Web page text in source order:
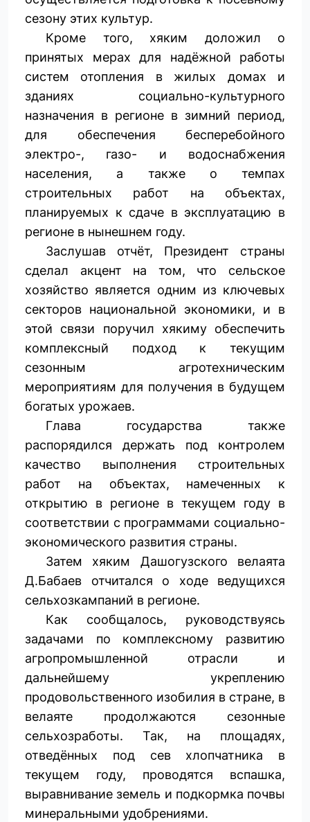
сезону этих культур.
Кроме того, хяким доложил о
принятых мерах для надёжной работы
систем отопления в жилых домах и
зданиях социально-культурного
назначения в регионе в зимний период,
для обеспечения бесперебойного
электро-, газо- и водоснабжения
населения, а также о темпах
строительных работ на объектах,
планируемых к сдаче в эксплуатацию в
регионе в нынешнем году.
Заслушав отчёт, Президент страны
сделал акцент на том, что сельское
хозяйство является одним из ключевых
секторов национальной экономики, и в
этой связи поручил хякиму обеспечить
комплексный подход к текущим
сезонным агротехническим
мероприятиям для получения в будущем
богатых урожаев.
Глава государства также
распорядился держать под контролем
качество выполнения строительных
работ на объектах, намеченных к
открытию в регионе в текущем году в
соответствии с программами социально-
экономического развития страны.
Затем хяким Дашогузского велаята
Д.Бабаев отчитался о ходе ведущихся
сельхозкампаний в регионе.
Как сообщалось, руководствуясь
задачами по комплексному развитию
агропромышленной отрасли и
дальнейшему укреплению
продовольственного изобилия в стране, в
велаяте продолжаются сезонные
сельхозработы. Так, на площадях,
отведённых под сев хлопчатника в
текущем году, проводятся вспашка,
выравнивание земель и подкормка почвы
минеральными удобрениями.